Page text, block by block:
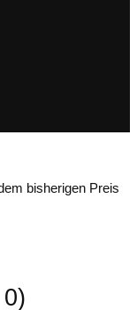
bisherigen Preis